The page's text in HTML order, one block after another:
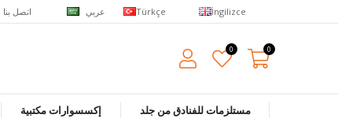
اتصل بنا عربي Türkçe İngilizce
0 0
إكسسوارات مكتبية مستلزمات للفنادق من جلد